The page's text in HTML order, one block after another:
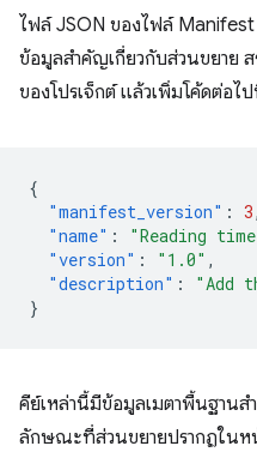
ไฟล์ JSON ของไฟล์
ข้อมูลสำคัญเกี่ยวกับส่วนขยาย ส
ของโปรเจ็กต์ แล้วเพิ่มโค้ดต่อไ
{
"manifest_version" : 3,
"name" : "Reading
"version" : "1.0" ,
"description" :
"Add
}
คีย์เหล่านี้มีข้อมูลเมตาพื้นฐานสํ
ลักษณะที่ส่วนขยายปรากฏในห